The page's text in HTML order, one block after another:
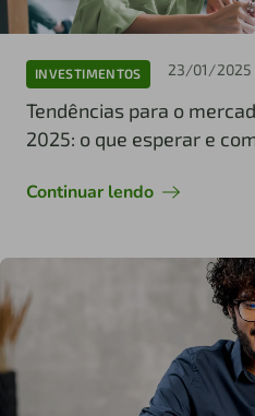
INVESTIMENTOS 23/01/2025
Tendências para o
2025: o que esperar e
Continuar lendo